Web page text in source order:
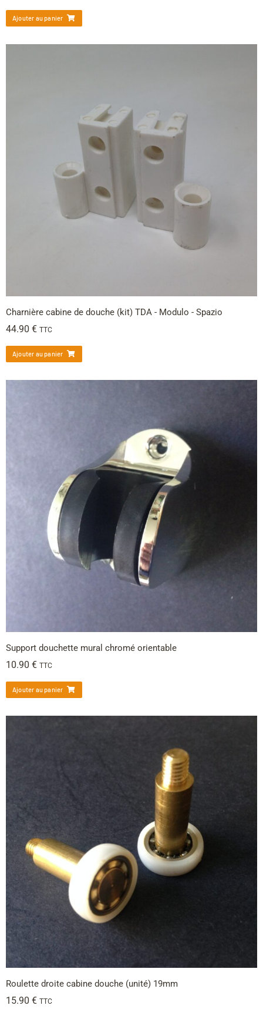
Ajouter au panier
Charnière cabine de douche (kit) TDA - Modulo - Spazio
44.90 € TTC
Ajouter au panier
Support douchette mural chromé orientable
10.90 € TTC
Ajouter au panier
Roulette droite cabine douche (unité) 19mm
15.90 € TTC